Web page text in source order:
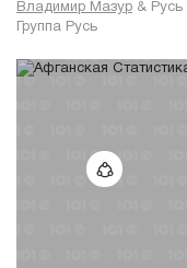
Владимир Мазур & Русь
Группа Русь